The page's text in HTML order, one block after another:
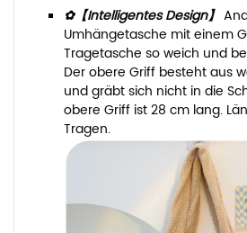
✿【Intelligentes Design】
Umhängetasche mit einem
Tragetasche so weich und
Der obere Griff besteht aus
und gräbt sich nicht in die
obere Griff ist 28 cm lang.
Tragen.